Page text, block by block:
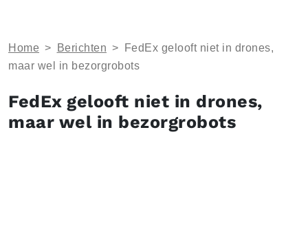
Home > Berichten >
FedEx gelooft niet in drones,
maar wel in bezorgrobots
FedEx gelooft niet in drones,
maar wel in bezorgrobots